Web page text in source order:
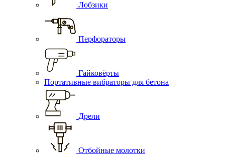
Лобзики
Перфораторы
Гайковёрты
Портативные вибраторы для бетона
Дрели
Отбойные молотки